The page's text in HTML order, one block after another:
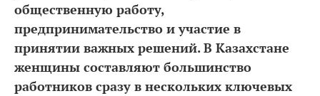
общественную работу,
предпринимательство и участие в
принятии важных решений. В Казахстане
женщины составляют большинство
работников сразу в нескольких ключевых